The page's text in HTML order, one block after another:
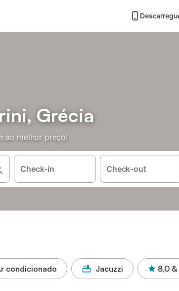
Grécia
ao melhor preço!
Check-in Check-out
condicionado Jacuzzi 8,0 &